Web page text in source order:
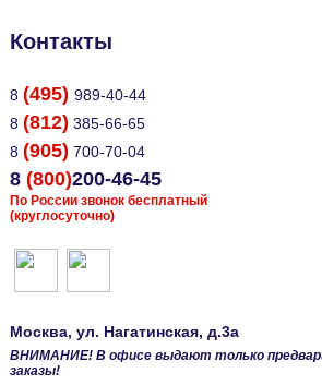
Контакты
8 (495) 989-40-44
8 (812) 385-66-65
8 (905) 700-70-04
8 (800)200-46-45
По России звонок бесплатный
(круглосуточно)
Москва, ул. Нагатинская, д.3а
ВНИМАНИЕ! В офисе выдают только
заказы!